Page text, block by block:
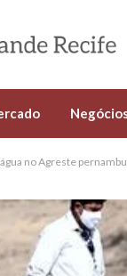
no Agreste